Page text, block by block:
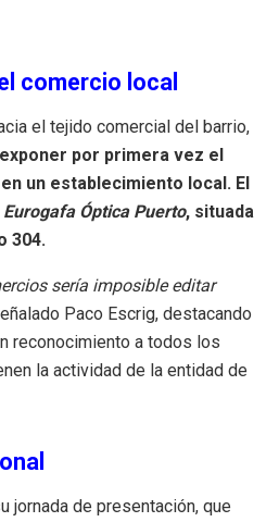
comercio local
el tejido comercial del barrio,
por primera vez el
en un establecimiento local. El
Eurogafa Óptica Puerto, situada
304.
sería imposible editar
Paco Escrig, destacando
reconocimiento a todos los
la actividad de la entidad de
jornada de presentación, que